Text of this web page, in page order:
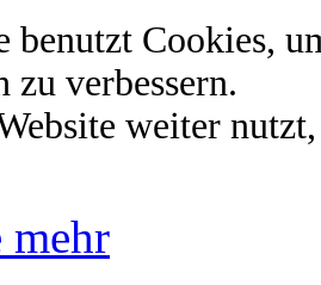
benutzt Cookies,
verbessern.
weiter
mehr